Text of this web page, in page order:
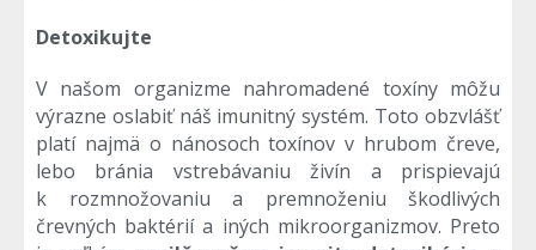
Detoxikujte
V našom organizme nahromadené toxíny môžu
výrazne oslabiť náš imunitný systém. Toto obzvlášť
platí najmä o nánosoch toxínov v hrubom čreve,
lebo bránia vstrebávaniu živín a prispievajú
k rozmnožovaniu a premnoženiu škodlivých
črevných baktérií a iných mikroorganizmov. Preto